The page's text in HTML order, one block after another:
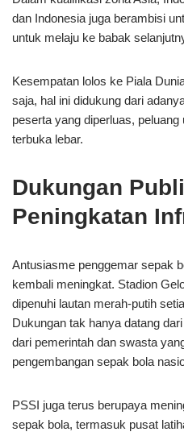
dan Indonesia juga berambisi
untuk melaju ke babak
Kesempatan lolos ke Piala
saja, hal ini didukung dari
peserta yang diperluas,
terbuka lebar.
Dukungan
Peningkatan
Antusiasme penggemar sepak
kembali meningkat. Stadion
dipenuhi lautan merah-putih
Dukungan tak hanya datang
dari pemerintah dan swasta
pengembangan sepak bola
PSSI juga terus berupaya
sepak bola, termasuk pusat